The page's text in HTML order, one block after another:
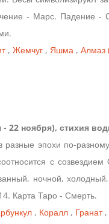
- Марс. Падение
, Жемчуг , Яшма , Алмаз
22 ноября), стихия
разные эпохи по-
с
ночной,
Карта Таро - Смерть.
, Коралл , Гранат,